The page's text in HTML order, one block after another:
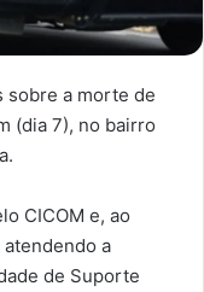
sobre a morte de
(dia 7), no bairro
CICOM e, ao
atendendo a
de Suporte